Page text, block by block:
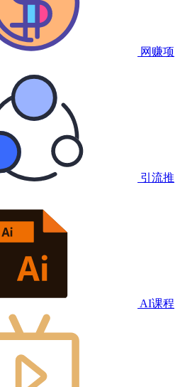
网赚项
引流推
AI课程